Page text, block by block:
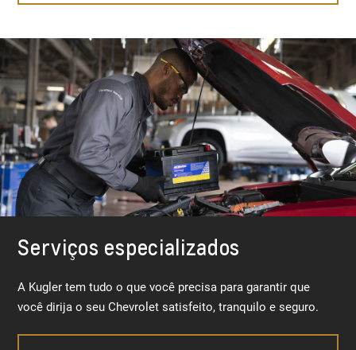
Serviços especializados
A Kugler tem tudo o que você precisa para garantir que
você dirija o seu Chevrolet satisfeito, tranquilo e seguro.